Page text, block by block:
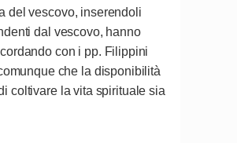
del vescovo, inserendoli
dal vescovo, hanno
con i pp. Filippini
che la disponibilità
coltivare la vita spirituale sia